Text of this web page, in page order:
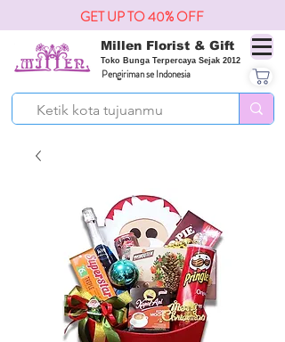
Millen Florist & Gift
Toko Bunga Terpercaya Sejak 2012
Pengiriman se Indonesia
GET UP TO 40% OFF